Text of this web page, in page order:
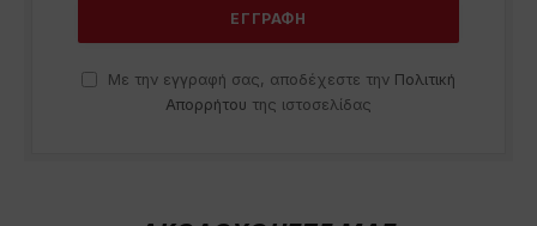
Με την εγγραφή σας, αποδέχεστε την Πολιτική
Απορρήτου της ιστοσελίδας